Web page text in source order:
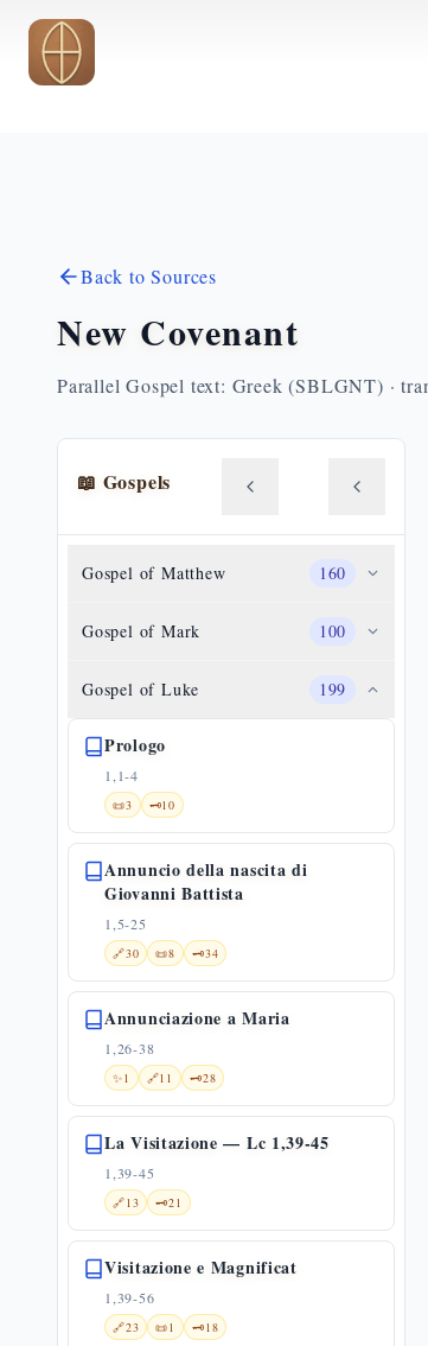
Skip to main content
Back to Sources
New Covenant
Parallel Gospel text: Greek (SBLGNT) ·
📖 Gospels
Gospel of Matthew 160
Gospel of Mark 100
Gospel of Luke 199
Prologo
1,1-4
📜3 🗝️10
Annuncio della nascita di
Giovanni Battista
1,5-25
🔗30 📜8 🗝️34
Annunciazione a Maria
1,26-38
✨1 🔗11 🗝️28
La Visitazione — Lc 1,39-45
1,39-45
🔗13 🗝️21
Visitazione e Magnificat
1,39-56
🔗23 📜1 🗝️18